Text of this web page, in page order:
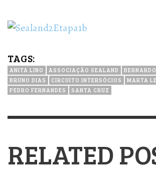
TAGS:
ANITA LINO ASSOCIAÇÃO SEALAND
BRUNO DIAS
CIRCUITO INTERSÓCIOS
MARTA
PEDRO FERNANDES
SANTA CRUZ
RELATED